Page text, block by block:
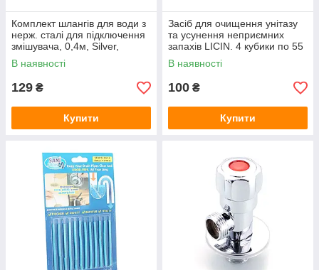
Комплект шлангів для води з
нерж. сталі для підключення
змішувача, 0,4м, Silver,
Blister-box
В наявності
129 ₴
Купити
Засіб для очищення унітазу
та усунення неприємних
запахів LICIN. 4 кубики по 55
гр. Із запахом мигдальної
квітки. Вага: 0,350 кг.
В наявності
100 ₴
Купити